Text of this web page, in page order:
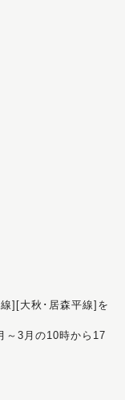
][大秋･居森平線]を
～3月の10時から17